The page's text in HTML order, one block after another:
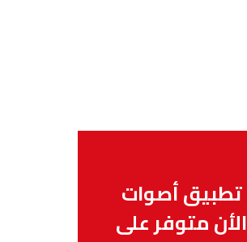
تطبيق أصوات
الأن متوفر على